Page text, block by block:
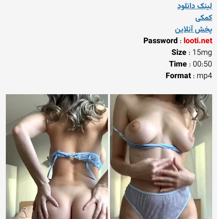
لینک دانلود
کمکی
پخش آنلاین
Password : looti.net
Size : 15mg
Time : 00:50
Format: mp4